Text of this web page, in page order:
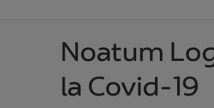
Noatum
la Covid-19